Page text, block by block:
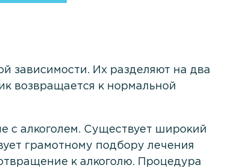
зависимости. Их разделяют на два
возвращается к нормальной
с алкоголем. Существует широкий
грамотному подбору лечения
к алкоголю. Процедура